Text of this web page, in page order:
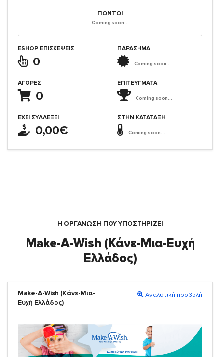
ΠΌΝΤΟΙ
Coming soon...
ESHOP ΕΠΙΣΚΈΨΕΙΣ
0
ΑΓΟΡΈΣ
0
ΈΧΕΙ ΣΥΛΛΈΞΕΙ
0,00€
ΠΑΡΑΣΗΜΑ
Coming soon...
ΕΠΙΤΕΎΓΜΑΤΑ
Coming soon...
ΣΤΗΝ ΚΑΤΆΤΑΞΗ
Coming soon...
Η ΟΡΓΆΝΩΣΗ ΠΟΥ ΥΠΟΣΤΗΡΙΖΕΙ
Make-A-Wish (Κάνε-Μια-Ευχή
Ελλάδος)
Make-A-Wish (Κάνε-Μια-
Ευχή Ελλάδος)
Αναλυτική προβολή